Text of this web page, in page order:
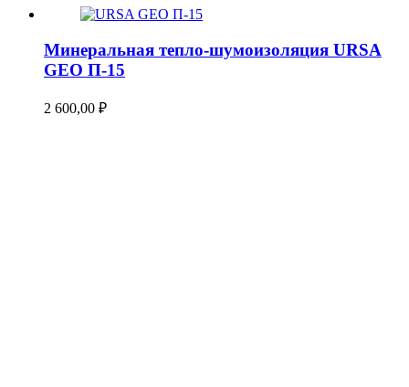
Минеральная тепло-шумоизоляция URSA
GEO П-15
2 600,00 ₽